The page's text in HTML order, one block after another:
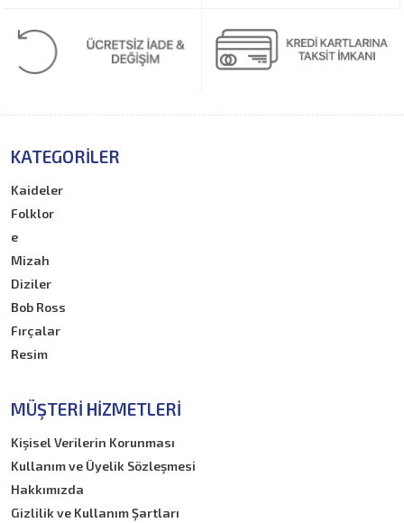
KATEGORILER
Kaideler
Folklor
e
Mizah
Diziler
Bob Ross
Fırçalar
Resim
MÜŞTERI HIZMETLERI
Kişisel Verilerin Korunması
Kullanım ve Üyelik Sözleşmesi
Hakkımızda
Gizlilik ve Kullanım Şartları